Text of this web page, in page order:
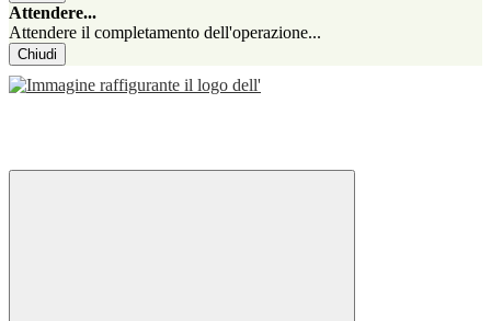
Attendere...
Attendere il completamento dell'operazione...
Chiudi